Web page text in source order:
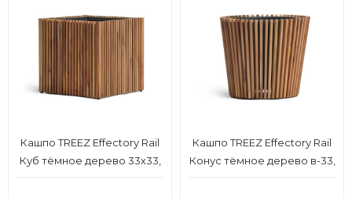
Кашпо TREEZ Effectory Rail
Куб тёмное дерево 33х33,
Кашпо TREEZ Effectory Rail
Конус тёмное дерево в-33,